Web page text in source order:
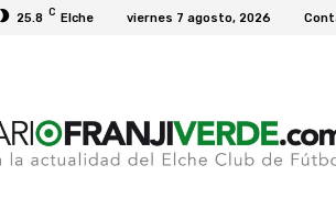
25.8 C Elche viernes 7 agosto, 2026